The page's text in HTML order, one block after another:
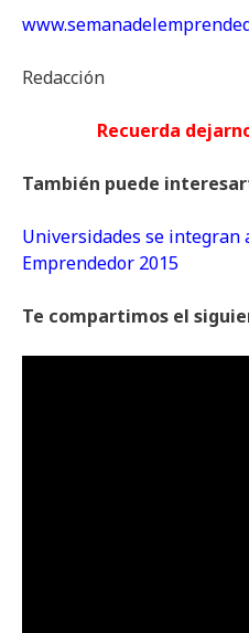
Redacción
Recuerda
También puede
Universidades se integran
Emprendedor 2015
Te compartimos el